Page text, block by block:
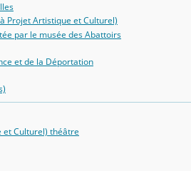
Projet Artistique et Culturel)
par le musée des Abattoirs
et de la Déportation
et Culturel) théâtre